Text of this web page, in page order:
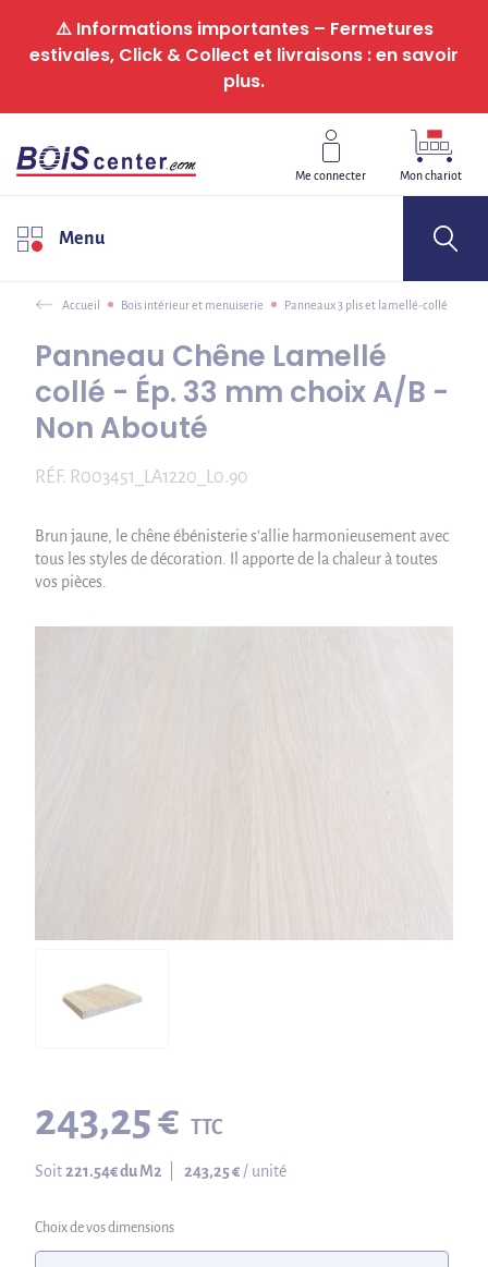
⚠️ Informations importantes – Fermetures
estivales, Click & Collect et livraisons : en savoir
plus.
Me connecter Mon chariot
Menu
Accueil Bois intérieur et menuiserie Panneaux 3 plis et lamellé-collé
Panneau Chêne Lamellé
collé - Ép. 33 mm choix A/B -
Non Abouté
RÉF. R003451_LA1220_L0.90
Brun jaune, le chêne ébénisterie s'allie harmonieusement avec
tous les styles de décoration. Il apporte de la chaleur à toutes
vos pièces.
243,25 € TTC
Soit 221.54€ du M2 243,25 € / unité
Choix de vos dimensions